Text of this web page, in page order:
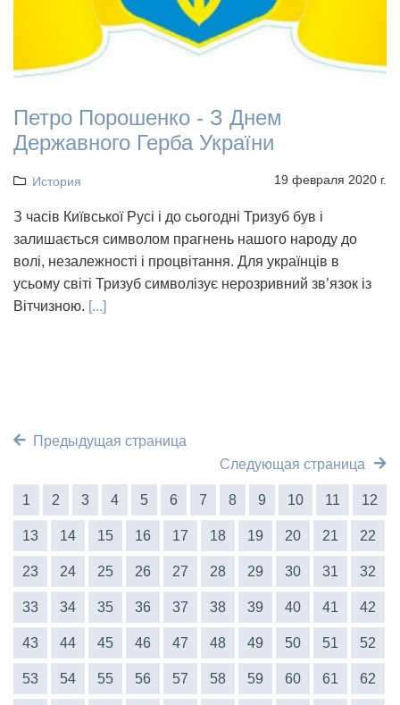
Петро Порошенко - З Днем
Державного Герба України
История 19 февраля 2020 г.
З часів Київської Русі і до сьогодні Тризуб був і
залишається символом прагнень нашого народу до
волі, незалежності і процвітання. Для українців в
усьому світі Тризуб символізує нерозривний зв’язок із
Вітчизною. [...]
Предыдущая страница
Следующая страница
1 2 3 4 5 6 7 8 9 10 11 12
13 14 15 16 17 18 19 20 21 22
23 24 25 26 27 28 29 30 31 32
33 34 35 36 37 38 39 40 41 42
43 44 45 46 47 48 49 50 51 52
53 54 55 56 57 58 59 60 61 62